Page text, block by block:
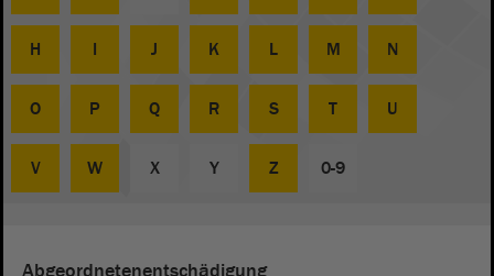
H I J K L M N
O P Q R S T U
V W X Y Z 0-9